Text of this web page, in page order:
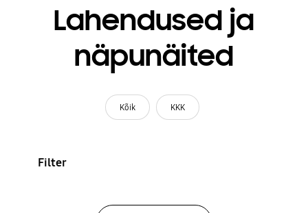
Lahendused ja
näpunäited
Kõik KKK
Filter